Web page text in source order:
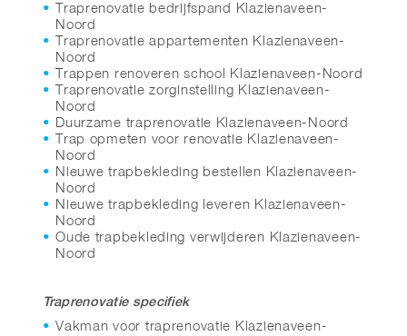
Traprenovatie bedrijfspand Klazienaveen-
Noord
Traprenovatie appartementen Klazienaveen-
Noord
Trappen renoveren school Klazienaveen-Noord
Traprenovatie zorginstelling Klazienaveen-
Noord
Duurzame traprenovatie Klazienaveen-Noord
Trap opmeten voor renovatie Klazienaveen-
Noord
Nieuwe trapbekleding bestellen Klazienaveen-
Noord
Nieuwe trapbekleding leveren Klazienaveen-
Noord
Oude trapbekleding verwijderen Klazienaveen-
Noord
Traprenovatie specifiek
Vakman voor traprenovatie Klazienaveen-